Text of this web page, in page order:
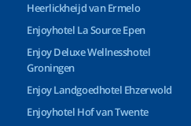
Heerlickheijd van Ermelo
Enjoyhotel La Source Epen
Enjoy Deluxe Wellnesshotel
Groningen
Enjoy Landgoedhotel Ehzerwold
Enjoyhotel Hof van Twente